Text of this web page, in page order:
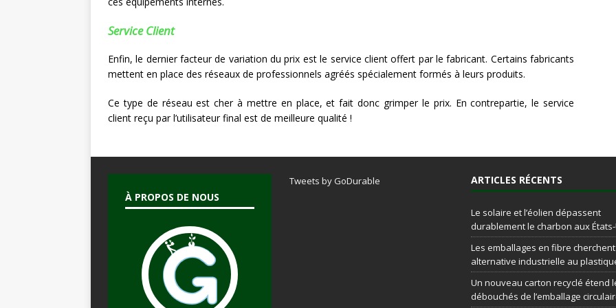
Service Client
Enfin, le dernier facteur de variation du prix est le service client offert par le fabricant. Certains fabricants
mettent en place des réseaux de professionnels agréés spécialement formés à leurs produits.
Ce type de réseau est cher à mettre en place, et fait donc grimper le prix. En contrepartie, le service
client reçu par l’utilisateur final est de meilleure qualité !
À PROPOS DE NOUS
Tweets by GoDurable ARTICLES RÉCENTS
Le solaire et l’éolien dépassent
durablement le charbon aux
Les emballages en fibre
alternative industrielle au
Un nouveau carton recyclé étend
débouchés de l’emballage